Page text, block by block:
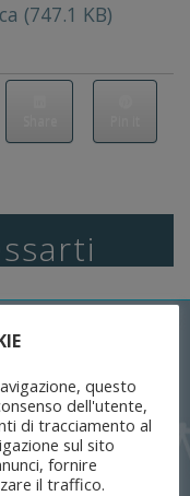
(747.1 KB)
questo
dell'utente,
di tracciamento al
sul sito
fornire
il traffico.